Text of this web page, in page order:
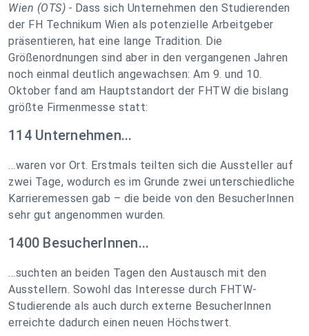
Wien (OTS) - Dass sich Unternehmen den Studierenden
der FH Technikum Wien als potenzielle Arbeitgeber
präsentieren, hat eine lange Tradition. Die
Größenordnungen sind aber in den vergangenen Jahren
noch einmal deutlich angewachsen: Am 9. und 10.
Oktober fand am Hauptstandort der FHTW die bislang
größte Firmenmesse statt:
114 Unternehmen...
...waren vor Ort. Erstmals teilten sich die Aussteller auf
zwei Tage, wodurch es im Grunde zwei unterschiedliche
Karrieremessen gab – die beide von den BesucherInnen
sehr gut angenommen wurden.
1400 BesucherInnen...
...suchten an beiden Tagen den Austausch mit den
Ausstellern. Sowohl das Interesse durch FHTW-
Studierende als auch durch externe BesucherInnen
erreichte dadurch einen neuen Höchstwert.